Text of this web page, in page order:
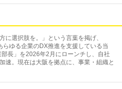
に選択肢を。」という言葉を掲げ、
ゆる企業のDX推進を支援している当
長」を2026年2月にローンチし、自社
速。現在は大阪を拠点に、事業・組織と